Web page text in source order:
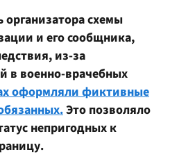
организатора схемы
и его сообщника,
из-за
в военно-врачебных
оформляли фиктивные
Это позволяло
непригодных к